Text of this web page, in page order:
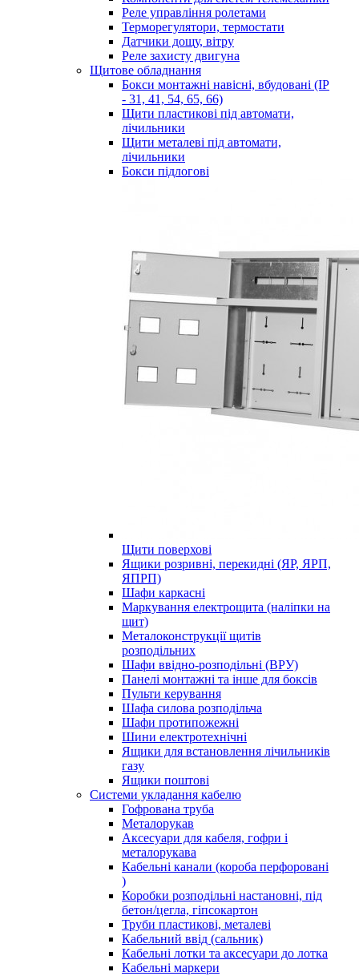
Реле управління ролетами
Терморегулятори, термостати
Датчики дощу, вітру
Реле захисту двигуна
Щитове обладнання
Бокси монтажні навісні, вбудовані (IP
- 31, 41, 54, 65, 66)
Щити пластикові під автомати,
лічильники
Щити металеві під автомати,
лічильники
Бокси підлогові
Щити поверхові
Ящики розривні, перекидні (ЯР, ЯРП,
ЯПРП)
Шафи каркасні
Маркування електрощита (наліпки на
щит)
Металоконструкції щитів
розподільних
Шафи ввідно-розподільні (ВРУ)
Панелі монтажні та інше для боксів
Пульти керування
Шафа силова розподільча
Шафи протипожежні
Шини електротехнічні
Ящики для встановлення лічильників
газу
Ящики поштові
Системи укладання кабелю
Гофрована труба
Металорукав
Аксесуари для кабеля, гофри і
металорукава
Кабельні канали (короба перфоровані
)
Коробки розподільні настановні, під
бетон/цегла, гіпсокартон
Труби пластикові, металеві
Кабельний ввід (сальник)
Кабельні лотки та аксесуари до лотка
Кабельні маркери